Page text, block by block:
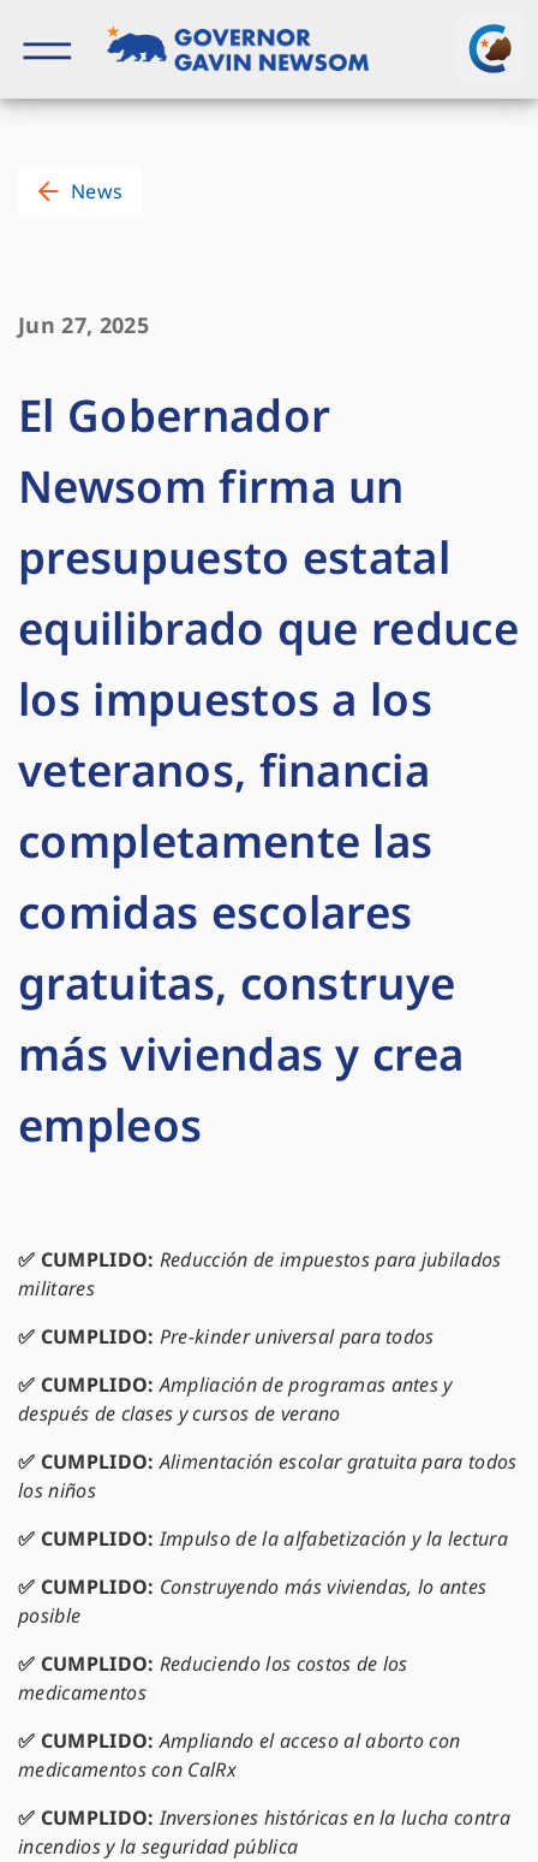
content
News
Jun 27, 2025
El Gobernador
Newsom firma un
presupuesto estatal
equilibrado que reduce
los impuestos a los
veteranos, financia
completamente las
comidas escolares
gratuitas, construye
más viviendas y crea
empleos
✅ CUMPLIDO: Reducción de impuestos para jubilados
militares
✅ CUMPLIDO: Pre-kinder universal para todos
✅ CUMPLIDO:Ampliación de programas antes y
después de clases y cursos de verano
✅ CUMPLIDO:Alimentación escolar gratuita para todos
los niños
✅ CUMPLIDO:Impulso de la alfabetización y la lectura
✅ CUMPLIDO: Construyendo más viviendas, lo antes
posible
✅ CUMPLIDO: Reduciendo los costos de los
medicamentos
✅ CUMPLIDO:Ampliando el acceso al aborto con
medicamentos con CalRx
✅ CUMPLIDO:Inversiones históricas en la lucha contra
incendios y la seguridad pública